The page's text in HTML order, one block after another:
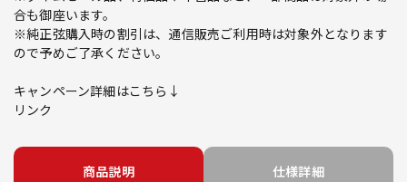
合も御座います。
※純正弦購入時の割引は、通信販売ご利用時は対象外となります
ので予めご了承ください。
キャンペーン詳細はこちら↓
リンク
商品説明 仕様詳細